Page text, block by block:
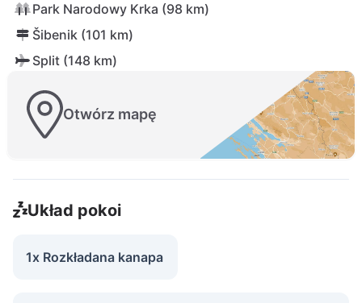
Park Narodowy Krka (98 km)
Šibenik (101 km)
Split (148 km)
Otwórz mapę
Układ pokoi
1x Rozkładana kanapa